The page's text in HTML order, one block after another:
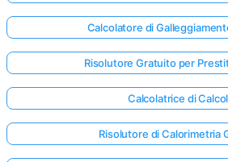
Calcolatore di
Risolutore Gratuito per
Calcolatrice di
Risolutore di Calorimetria